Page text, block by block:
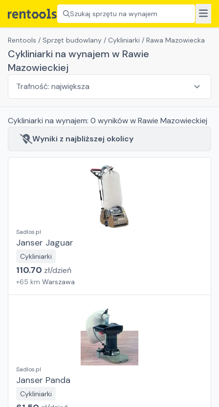
Szukaj sprzętu na wynajem
Rentools / Sprzęt budowlany / Cykliniarki / Rawa Mazowiecka
Cykliniarki na wynajem w Rawie
Mazowieckiej
Cykliniarki na wynajem: 0 wynikóww Rawie Mazowieckiej
Wyniki z najbliższej okolicy
Sadlos.pl
Janser Jaguar
Cykliniarki
110.70 zł/dzień
+65 km Warszawa
Sadlos.pl
Janser Panda
Cykliniarki